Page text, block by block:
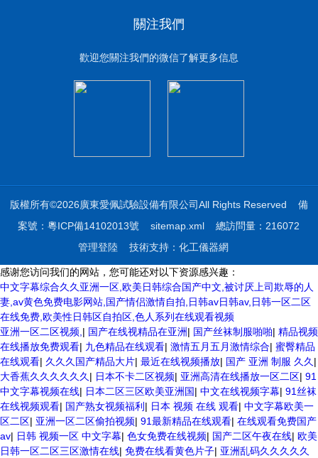
關注我們
歡迎您關注我們的微信了解更多信息
版權所有©2026廣東愛佩試驗設備有限公司All Rights Reserved 備
案號：粵ICP備14102013號
sitemap.xml 總訪問量：216072
管理登陸技術支持： 化工儀器網
感谢您访问我们的网站，您可能还对以下资源感兴趣：
中文字幕综合久久亚洲一区,欧美日韩综合国产中文,被讨厌上司欺辱的人
妻,av黄色免费电影网站,国产情侣激情自拍,日韩av日韩av,日韩一区二区
在线免费,欧美性日韩区自拍区,色人系列在线观看视频
亚洲一区二区视频, | 国产在线视精品在亚洲| 国产丝袜制服啪啪| 精品视频
在线播放免费观看| 九色精品在线观看| 激情五月五月激情综合| 蜜臀精品
在线观看| 久久久国产精品大片| 最近在线视频播放| 国产 亚洲 制服 久久 |
大香蕉久久久久久久 | 日本不卡二区视频| 亚洲高清在线播放一区二区| 91
中文字幕视频在线| 日本二区三区欧美亚洲国| 中文在线视频字幕| 91丝袜
在线视频观看| 国产熟女视频福利 | 日本 视频 在线 观看| 中文字幕欧美一
区二区| 亚洲一区二区偷拍视频| 91最新精品在线观看| 在线观看免费国产
av| 日韩 视频一区 中文字幕| 色女免费在线视频| 国产二区午夜在线| 欧美
日韩一区二区三区激情在线| 免费在线看黄色片子| 亚洲乱码久久久久久